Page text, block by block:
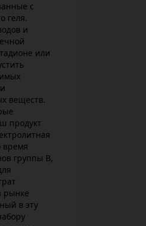
с
геля.
и
или
веществ.
продукт
время
группы B,
рынке
в эту